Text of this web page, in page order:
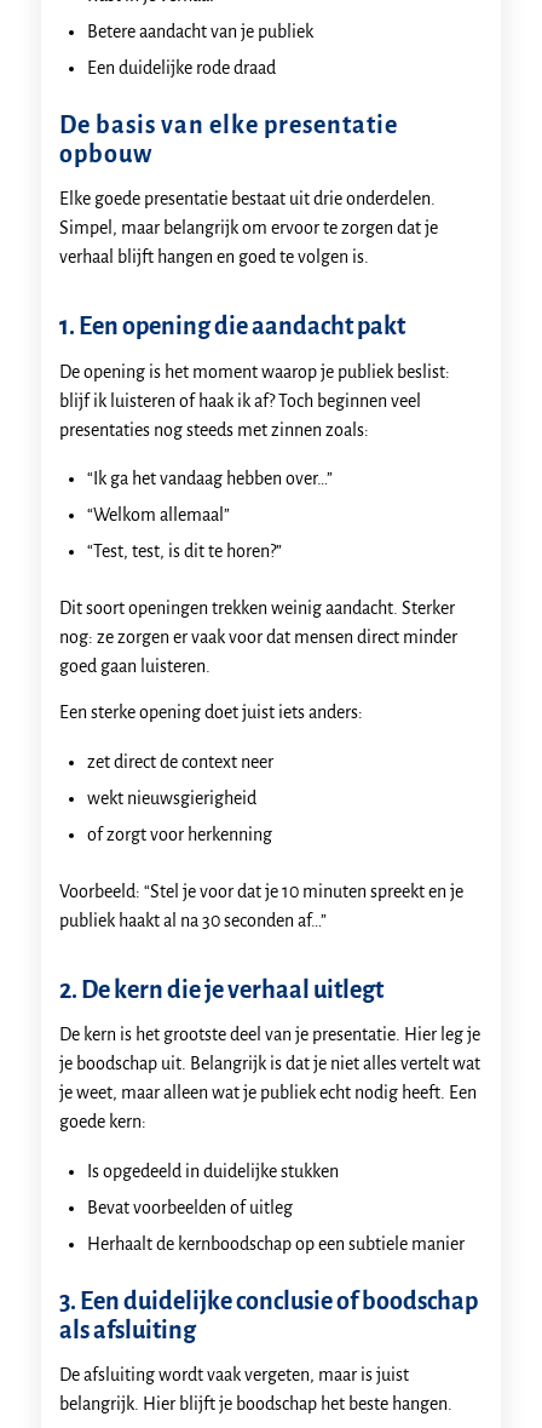
Betere aandacht van je publiek
Een duidelijke rode draad
De basis van elke presentatie
opbouw
Elke goede presentatie bestaat uit drie onderdelen.
Simpel, maar belangrijk om ervoor te zorgen dat je
verhaal blijft hangen en goed te volgen is.
1. Een opening die aandacht pakt
De opening is het moment waarop je publiek beslist:
blijf ik luisteren of haak ik af? Toch beginnen veel
presentaties nog steeds met zinnen zoals:
“Ik ga het vandaag hebben over…”
“Welkom allemaal”
“Test, test, is dit te horen?”
Dit soort openingen trekken weinig aandacht. Sterker
nog: ze zorgen er vaak voor dat mensen direct minder
goed gaan luisteren.
Een sterke opening doet juist iets anders:
zet direct de context neer
wekt nieuwsgierigheid
of zorgt voor herkenning
Voorbeeld: “Stel je voor dat je 10 minuten spreekt en je
publiek haakt al na 30 seconden af…”
2. De kern die je verhaal uitlegt
De kern is het grootste deel van je presentatie. Hier leg je
je boodschap uit. Belangrijk is dat je niet alles vertelt wat
je weet, maar alleen wat je publiek echt nodig heeft. Een
goede kern:
Is opgedeeld in duidelijke stukken
Bevat voorbeelden of uitleg
Herhaalt de kernboodschap op een subtiele manier
3. Een duidelijke conclusie of boodschap
als afsluiting
De afsluiting wordt vaak vergeten, maar is juist
belangrijk. Hier blijft je boodschap het beste hangen.